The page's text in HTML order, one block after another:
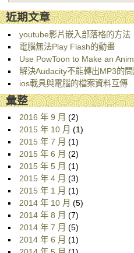
近期文章
youtube影片嵌入部落格的方法
電腦無法Play Flash的動畫
Use PowToon to Make an
解決Audacity不能轉出MP3的問
ios載具與電腦的檔案資料互傳
彙整
2016 年 9 月 (2)
2015 年 10 月 (1)
2015 年 7 月 (1)
2015 年 6 月 (2)
2015 年 5 月 (1)
2015 年 4 月 (3)
2015 年 1 月 (1)
2014 年 10 月 (5)
2014 年 8 月 (7)
2014 年 7 月 (5)
2014 年 6 月 (1)